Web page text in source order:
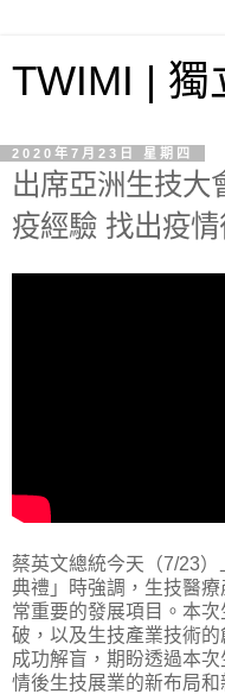
TWIMI | 獨
2020年7月23日 星期四
出席亞洲生技大
疫經驗 找出疫
蔡英文總統今天（7/23
典禮」時強調，生技醫
常重要的發展項目。本
破，以及生技產業技術
成功解盲，期盼透過本
情後生技展業的新布局